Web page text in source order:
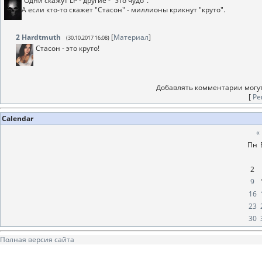
А если кто-то скажет "Стасон" - миллионы крикнут "круто".
2 Hardtmuth (30.10.2017 16:08) [Материал]
Стасон - это круто!
Добавлять комментарии
[
Calendar
«
Пн
2
9
16
23
30
Полная версия сайта